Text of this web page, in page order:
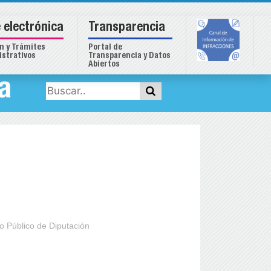
electrónica
y Trámites
Transparencia
Portal de
Transparencia y Datos
Abiertos
Público de Diputación